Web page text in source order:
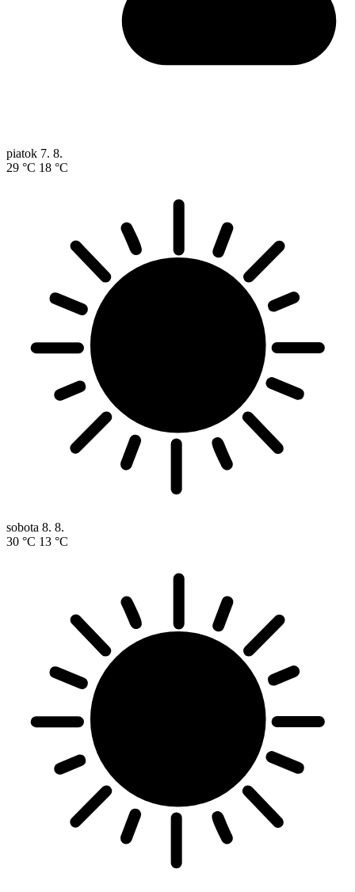
piatok 7. 8.
29 °C 18 °C
sobota 8. 8.
30 °C 13 °C